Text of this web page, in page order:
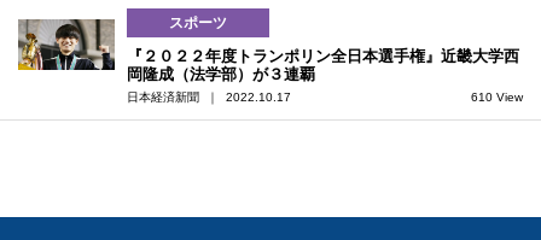
スポーツ
『２０２２年度トランポリン全日本選手権』近畿大学西
岡隆成（法学部）が３連覇
日本経済新聞 ｜ 2022.10.17 610 View